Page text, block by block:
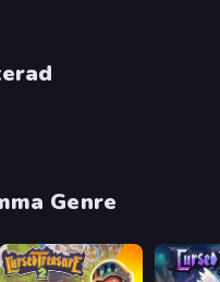
Genre